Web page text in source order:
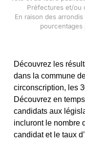
Préfectures et/ou
En raison des
pourcentages
Découvrez les
dans la commune
circonscription, les
Découvrez en
candidats aux
incluront le nombre
candidat et le taux